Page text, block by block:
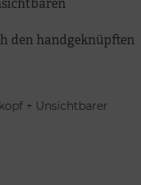
den handgeknüpften
+ Unsichtbarer